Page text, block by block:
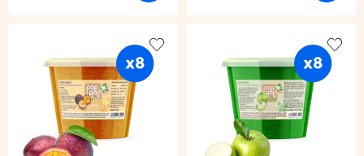
Add to wishlist Add